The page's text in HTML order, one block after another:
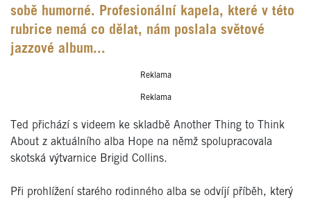
sobě humorné. Profesionální kapela, které v této
rubrice nemá co dělat, nám poslala světové
jazzové album...
Reklama
Reklama
Ted přichází s videem ke skladbě Another Thing to Think
About z aktuálního alba Hope na němž spolupracovala
skotská výtvarnice Brigid Collins.
Při prohlížení starého rodinného alba se odvíjí příběh, který